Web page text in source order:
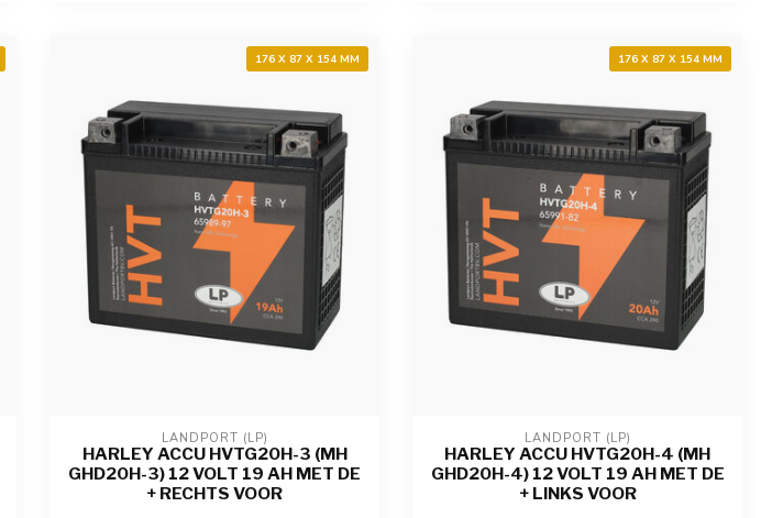
176 X 87 X 154 MM
LANDPORT (LP)
HARLEY ACCU HVTG20H-3 (MH
GHD20H-3) 12 VOLT 19 AH MET DE
+ RECHTS VOOR
176 X 87 X 154 MM
LANDPORT (LP)
HARLEY ACCU HVTG20H-4 (MH
GHD20H-4) 12 VOLT 19 AH MET DE
+ LINKS VOOR